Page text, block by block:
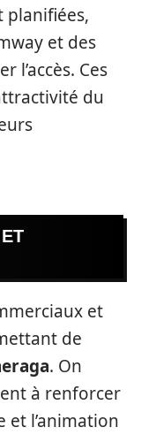
planifiées,
et des
l’accès. Ces
du
et
de
. On
à renforcer
et l’animation